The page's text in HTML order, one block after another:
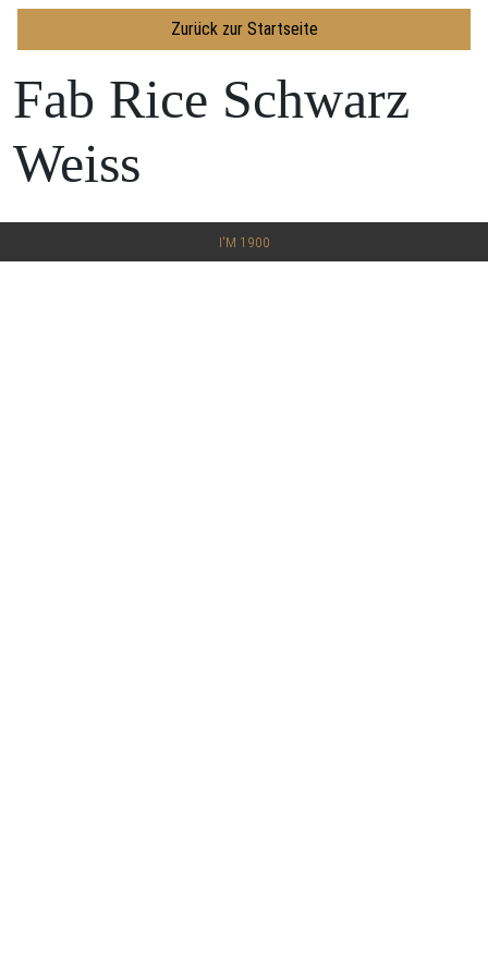
Zurück zur Startseite
Fab Rice Schwarz
Weiss
I'M 1900